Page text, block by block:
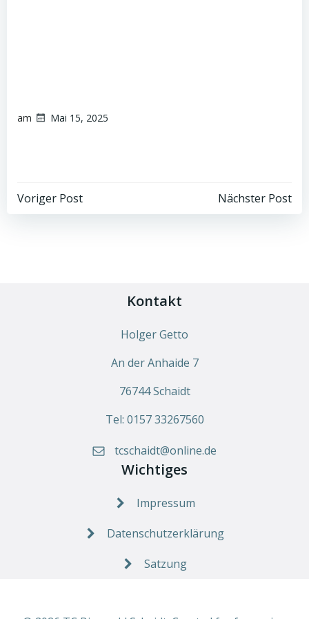
am Mai 15, 2025
Voriger Post Nächster Post
Kontakt
Holger Getto
An der Anhaide 7
76744 Schaidt
Tel: 0157 33267560
tcschaidt@online.de
Wichtiges
Impressum
Datenschutzerklärung
Satzung